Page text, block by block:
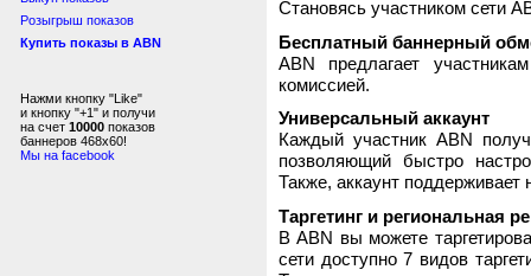
Розыгрыш показов
Купить показы в ABN
Нажми кнопку "Like"
и кнопку "+1" и получи
на счет 10000 показов
баннеров 468x60!
Мы на facebook
Становясь участником сети
Бесплатный баннерный
ABN предлагает
комиссией.
Универсальный аккаунт
Каждый участник ABN
позволяющий быстро
Также, аккаунт поддерживает
Таргетинг и региональная
В ABN вы можете
сети доступно 7 видов